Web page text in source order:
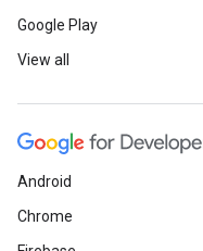
Google Play
View all
Android
Chrome